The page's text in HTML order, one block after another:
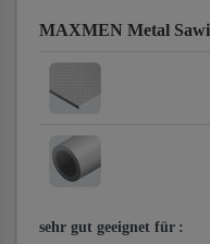
MAXMEN Metal
sehr gut geeignet für :